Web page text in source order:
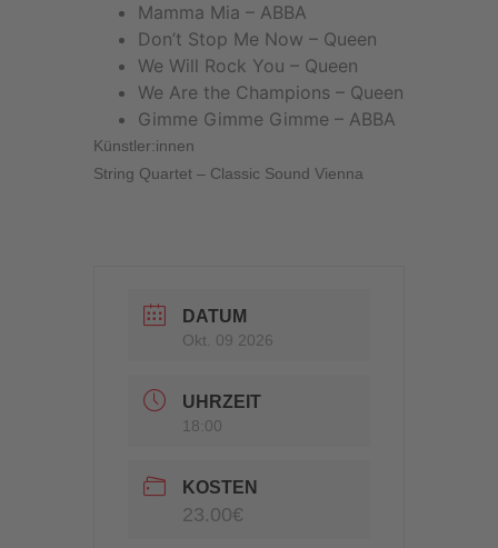
Mamma Mia – ABBA
Don’t Stop Me Now – Queen
We Will Rock You – Queen
We Are the Champions – Queen
Gimme Gimme Gimme – ABBA
Künstler:innen
String Quartet – Classic Sound Vienna
DATUM
Okt. 09 2026
UHRZEIT
18:00
KOSTEN
23.00€